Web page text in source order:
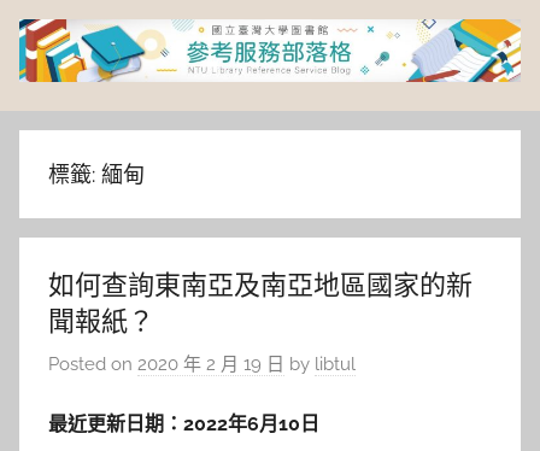
Skip
content
臺
灣
大
學
圖
書
標籤: 緬甸
如何查詢東南亞及南亞地區國家的新
聞報紙？
Posted on 2020 年 2 月 19 日 by libtul
最近更新日期：2022年6月10日